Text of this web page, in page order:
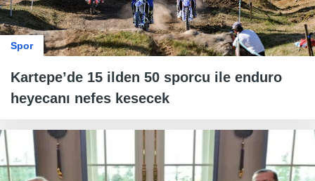
Spor
Kartepe’de 15 ilden 50 sporcu ile enduro
heyecanı nefes kesecek